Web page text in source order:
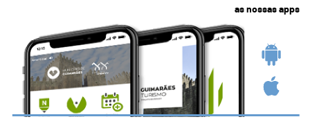
as nossas apps